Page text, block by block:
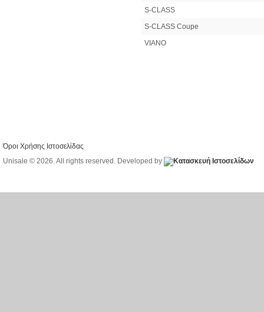
S-CLASS
S-CLASS Coupe
VIANO
Όροι Χρήσης Ιστοσελίδας
Unisale © 2026. All rights reserved. Developed by